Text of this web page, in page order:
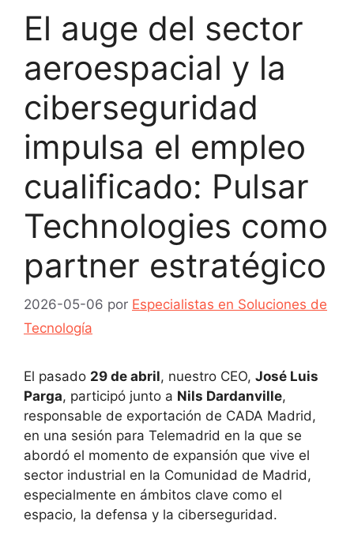
El auge del sector
aeroespacial y la
ciberseguridad
impulsa el empleo
cualificado: Pulsar
Technologies como
partner estratégico
2026-05-06 por Especialistas en Soluciones de
Tecnología
El pasado 29 de abril, nuestro CEO, José Luis
Parga, participó junto a Nils Dardanville,
responsable de exportación de CADA Madrid,
en una sesión para Telemadrid en la que se
abordó el momento de expansión que vive el
sector industrial en la Comunidad de Madrid,
especialmente en ámbitos clave como el
espacio, la defensa y la ciberseguridad.